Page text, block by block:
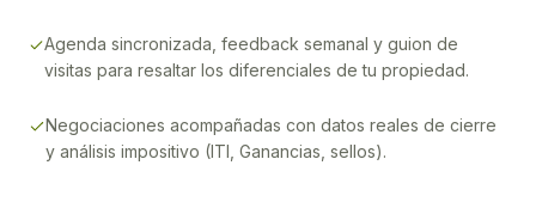
Agenda sincronizada, feedback semanal y guion de
visitas para resaltar los diferenciales de tu propiedad.
Negociaciones acompañadas con datos reales de cierre
y análisis impositivo (ITI, Ganancias, sellos).